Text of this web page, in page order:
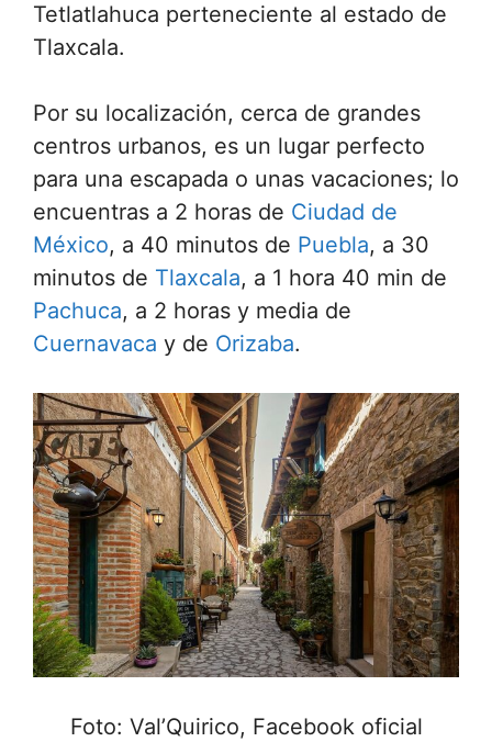
Tetlatlahuca perteneciente al estado de
Tlaxcala.
Por su localización, cerca de grandes
centros urbanos, es un lugar perfecto
para una escapada o unas vacaciones; lo
encuentras a 2 horas de Ciudad de
México, a 40 minutos de Puebla, a 30
minutos de Tlaxcala, a 1 hora 40 min de
Pachuca, a 2 horas y media de
Cuernavaca y de Orizaba.
Foto: Val’Quirico, Facebook oficial